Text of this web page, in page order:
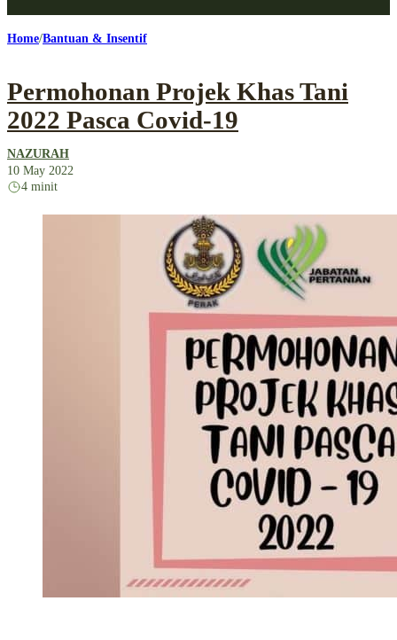
Home Bantuan & Insentif
Permohonan Projek Khas Tani
2022 Pasca Covid-19
NAZURAH
10 May 2022
4 minit